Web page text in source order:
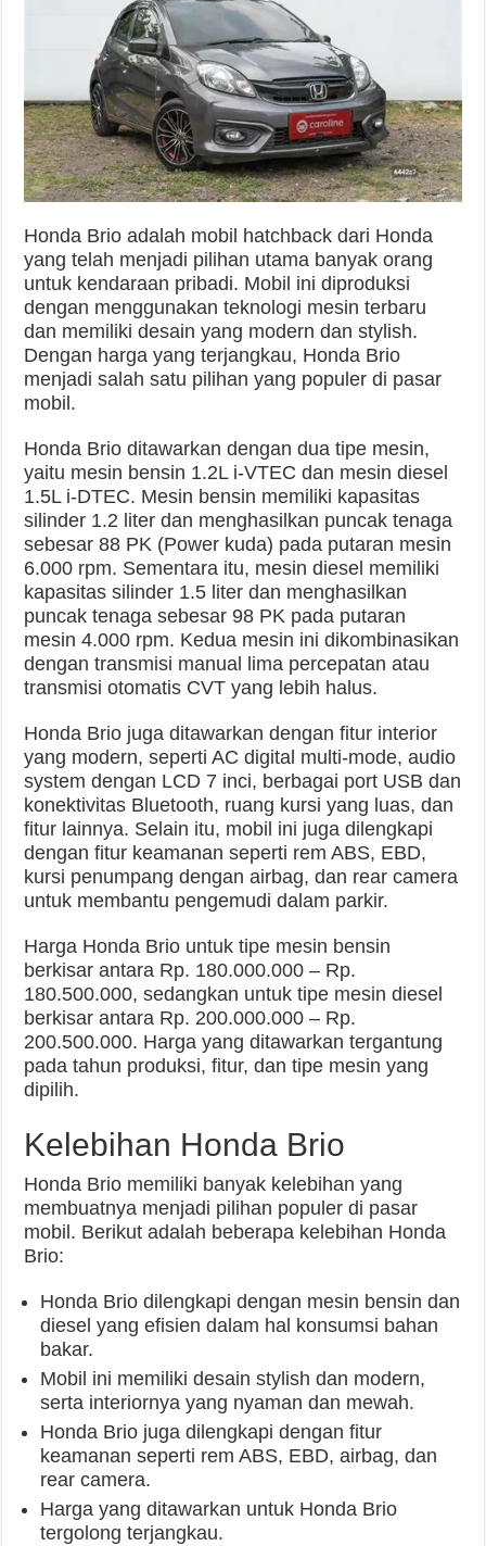
Honda Brio adalah mobil hatchback dari Honda
yang telah menjadi pilihan utama banyak orang
untuk kendaraan pribadi. Mobil ini diproduksi
dengan menggunakan teknologi mesin terbaru
dan memiliki desain yang modern dan stylish.
Dengan harga yang terjangkau, Honda Brio
menjadi salah satu pilihan yang populer di pasar
mobil.
Honda Brio ditawarkan dengan dua tipe mesin,
yaitu mesin bensin 1.2L i-VTEC dan mesin diesel
1.5L i-DTEC. Mesin bensin memiliki kapasitas
silinder 1.2 liter dan menghasilkan puncak tenaga
sebesar 88 PK (Power kuda) pada putaran mesin
6.000 rpm. Sementara itu, mesin diesel memiliki
kapasitas silinder 1.5 liter dan menghasilkan
puncak tenaga sebesar 98 PK pada putaran
mesin 4.000 rpm. Kedua mesin ini dikombinasikan
dengan transmisi manual lima percepatan atau
transmisi otomatis CVT yang lebih halus.
Honda Brio juga ditawarkan dengan fitur interior
yang modern, seperti AC digital multi-mode, audio
system dengan LCD 7 inci, berbagai port USB dan
konektivitas Bluetooth, ruang kursi yang luas, dan
fitur lainnya. Selain itu, mobil ini juga dilengkapi
dengan fitur keamanan seperti rem ABS, EBD,
kursi penumpang dengan airbag, dan rear camera
untuk membantu pengemudi dalam parkir.
Harga Honda Brio untuk tipe mesin bensin
berkisar antara Rp. 180.000.000 – Rp.
180.500.000, sedangkan untuk tipe mesin diesel
berkisar antara Rp. 200.000.000 – Rp.
200.500.000. Harga yang ditawarkan tergantung
pada tahun produksi, fitur, dan tipe mesin yang
dipilih.
Kelebihan Honda Brio
Honda Brio memiliki banyak kelebihan yang
membuatnya menjadi pilihan populer di pasar
mobil. Berikut adalah beberapa kelebihan Honda
Brio:
Honda Brio dilengkapi dengan mesin bensin dan
diesel yang efisien dalam hal konsumsi bahan
bakar.
Mobil ini memiliki desain stylish dan modern,
serta interiornya yang nyaman dan mewah.
Honda Brio juga dilengkapi dengan fitur
keamanan seperti rem ABS, EBD, airbag, dan
rear camera.
Harga yang ditawarkan untuk Honda Brio
tergolong terjangkau.